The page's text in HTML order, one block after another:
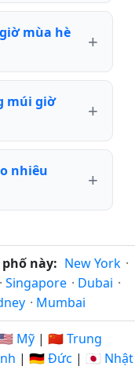
mùa hè
múi giờ
nhiêu
này: New York ·
· Singapore · Dubai ·
· Mumbai
Mỹ | 🇨🇳 Trung
| 🇩🇪 Đức | 🇯🇵 Nhật